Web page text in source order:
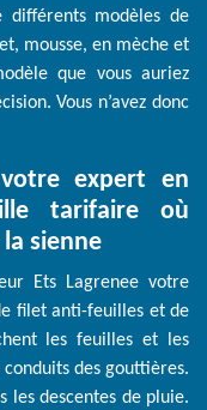
différents modèles de
mousse, en mèche et
que vous auriez
Vous n’avez donc
expert en
tarifaire où
sienne
Ets Lagrenee votre
filet anti-feuilles et de
les feuilles et les
des gouttières.
les descentes de pluie.